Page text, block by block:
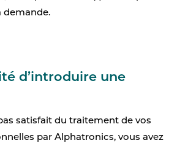
demande.
d’introduire une
satisfait du traitement de vos
par Alphatronics, vous avez